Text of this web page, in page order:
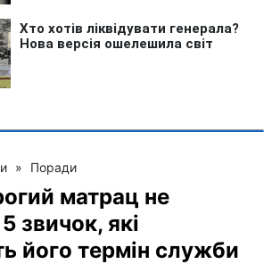
» Поради
матрац не
звичок, які
його термін служби